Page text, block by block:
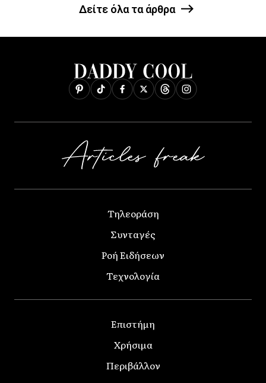
Δείτε όλα τα άρθρα
Τηλεοράση
Συνταγές
Ροή Ειδήσεων
Τεχνολογία
Επιστήμη
Χρήσιμα
Περιβάλλον